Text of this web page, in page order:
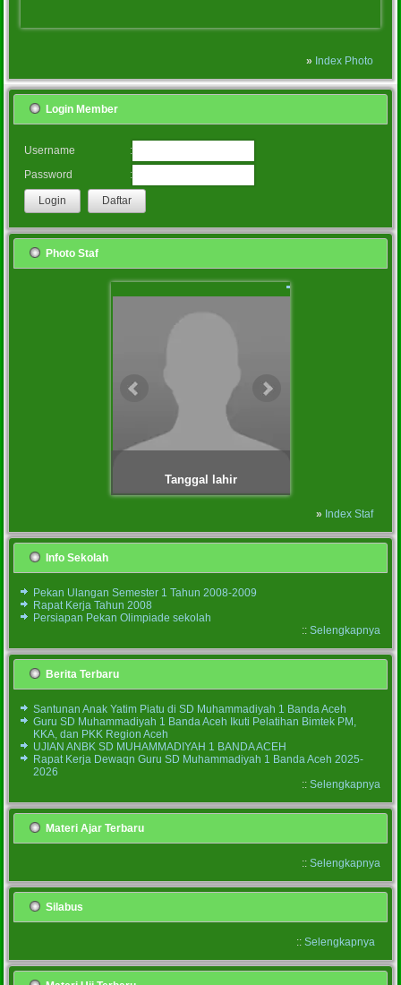
» Index Photo
Login Member
Username
:
Password
:
Photo Staf
Tanggal lahir
» Index Staf
Info Sekolah
Pekan Ulangan Semester 1 Tahun 2008-2009
Rapat Kerja Tahun 2008
Persiapan Pekan Olimpiade sekolah
:: Selengkapnya
Berita Terbaru
Santunan Anak Yatim Piatu di SD Muhammadiyah 1 Banda Aceh
Guru SD Muhammadiyah 1 Banda Aceh Ikuti Pelatihan Bimtek PM,
KKA, dan PKK Region Aceh
UJIAN ANBK SD MUHAMMADIYAH 1 BANDA ACEH
Rapat Kerja Dewaqn Guru SD Muhammadiyah 1 Banda Aceh 2025-
2026
:: Selengkapnya
Materi Ajar Terbaru
:: Selengkapnya
Silabus
:: Selengkapnya